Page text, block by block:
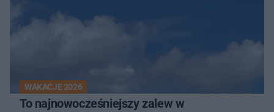
WAKACJE 2026
To najnowocześniejszy zalew w